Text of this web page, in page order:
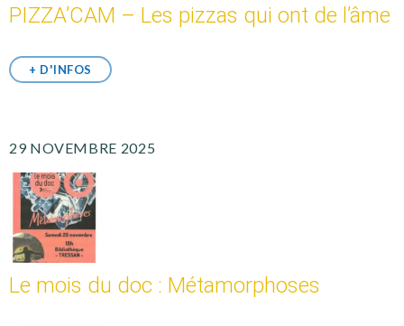
PIZZA’CAM – Les pizzas qui ont de l’âme
+ D'INFOS
29 NOVEMBRE 2025
Le mois du doc : Métamorphoses